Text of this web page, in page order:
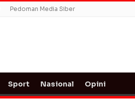
Pedoman Media Siber
Sport Nasional Opini